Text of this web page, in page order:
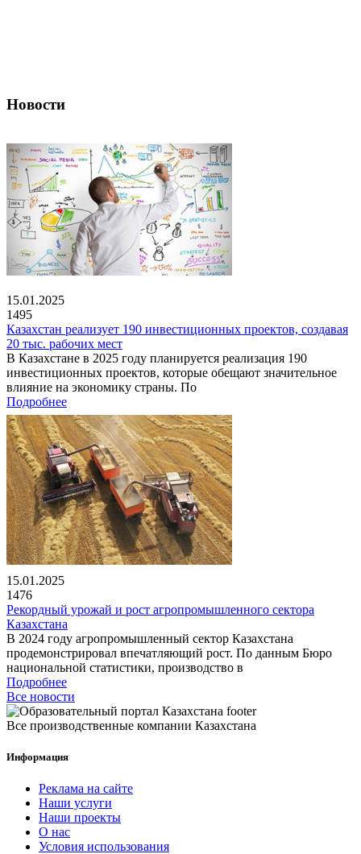
Новости
15.01.2025
1495
Казахстан реализует 190 инвестиционных проектов, создавая
20 тыс. рабочих мест
В Казахстане в 2025 году планируется реализация 190
инвестиционных проектов, которые обещают значительное
влияние на экономику страны. По
Подробнее
15.01.2025
1476
Рекордный урожай и рост агропромышленного сектора
Казахстана
В 2024 году агропромышленный сектор Казахстана
продемонстрировал впечатляющий рост. По данным Бюро
национальной статистики, производство в
Подробнее
Все новости
Все производственные компании Казахстана
Информация
Реклама на сайте
Наши услуги
Наши проекты
О нас
Условия использования